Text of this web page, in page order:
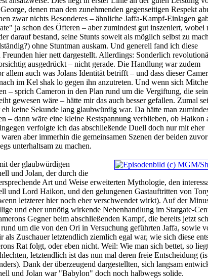
denen man den zunehmenden gegenseitigen Respekt
zwar nichts Besonderes – ähnliche Jaffa-Kampf-Einlagen
ja schon des Öfteren – aber zumindest gut inszeniert, wobei
darauf bestand, seine Stunts soweit als möglich selbst zu
ohne Stuntman auskam. Und generell fand ich diese
hier nett dargestellt. Allerdings: Sonderlich
ausgedrückt – nicht gerade. Die Handlung war zudem
allem auch was Jolans Identität betrifft – und dass dieser
im Kel shak lo gegen ihn anzutreten. Und wenn sich
– sprich Cameron in den Plan rund um die Vergiftung, die
gewesen wäre – hätte mir das auch besser gefallen. Zumal
keine Sekunde lang glaubwürdig war. Da hätte man
– dann wäre eine kleine Restspannung verblieben, ob Haikon
verfolgte ich das abschließende Duell doch nur mit eher
aber immerhin die gemeinsamen Szenen der beiden
unterhaltsam zu machen.
der glaubwürdigen
und Jolan, der durch die
Art und Weise erweiterten Mythologie, den
und Lord Haikon, und den gelungenen Gastauftritten von
letzterer hier noch eher verschwendet wirkt). Auf der
und eher unnötig wirkende Nebenhandlung im Stargate-
Gegner beim abschließenden Kampf, die bereits jetzt
um die von den Ori in Versuchung geführten Jaffa, sowie
als Zuschauer letztendlich ziemlich egal war, wie sich diese
Rat folgt, oder eben nicht. Weil: Wie man sich bettet, so
letztendlich ist das nun mal deren freie Entscheidung
Dank der überzeugend dargestellten, sich langsam
und Jolan war "Babylon" doch noch halbwegs solide.